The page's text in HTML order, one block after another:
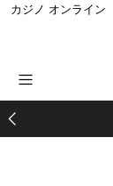
カジノ オンライン
HOME
商品を探す
コラボ商品